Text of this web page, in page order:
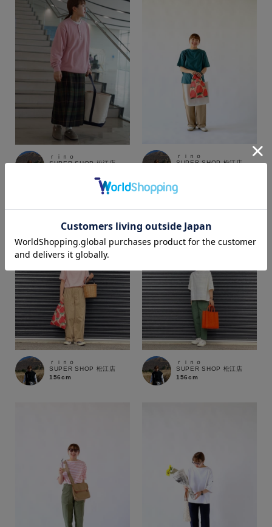
価格
商品タイプ
セール価格 WEB限定
ｒｉｎｏ
SUPER SHOP 松江店
ｒｉｎｏ
SUPER SHOP 松江店
ｒｉｎｏ
SUPER SHOP 松江店
156cm
ｒｉｎｏ
SUPER SHOP 松江店
156cm